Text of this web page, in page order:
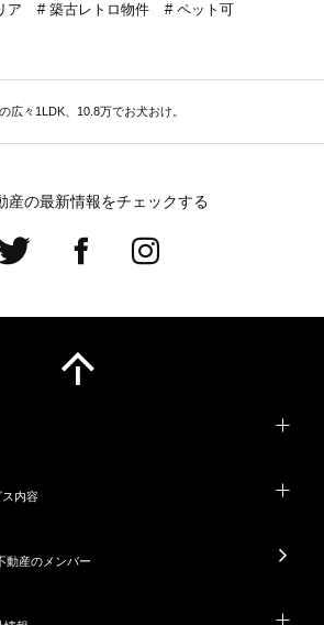
ア 築古レトロ物件 ペット可
広々1LDK、10.8万でお犬おけ。
産の最新情報をチェックする
内容
動産のメンバー